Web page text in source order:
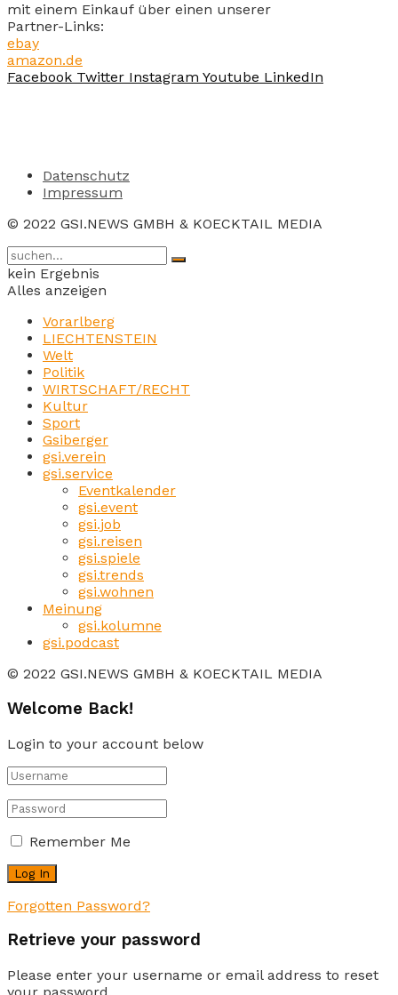
mit einem Einkauf über einen unserer
Partner-Links:
ebay
amazon.de
Facebook Twitter Instagram Youtube LinkedIn
Datenschutz
Impressum
© 2022 GSI.NEWS GMBH & KOECKTAIL MEDIA
kein Ergebnis
Alles anzeigen
Vorarlberg
LIECHTENSTEIN
Welt
Politik
WIRTSCHAFT/RECHT
Kultur
Sport
Gsiberger
gsi.verein
gsi.service
Eventkalender
gsi.event
gsi.job
gsi.reisen
gsi.spiele
gsi.trends
gsi.wohnen
Meinung
gsi.kolumne
gsi.podcast
© 2022 GSI.NEWS GMBH & KOECKTAIL MEDIA
Welcome Back!
Login to your account below
Remember Me
Forgotten Password?
Retrieve your password
Please enter your username or email address to reset